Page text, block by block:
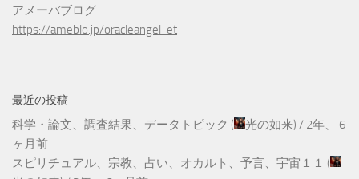
アメーバブログ
https://ameblo.jp/oracleangel-et
最近の投稿
科学・論文、調査結果、データトピック ( 光の如来) / 2年、 6
ヶ月前
スピリチュアル、宗教、占い、オカルト、予言、宇宙１１ (